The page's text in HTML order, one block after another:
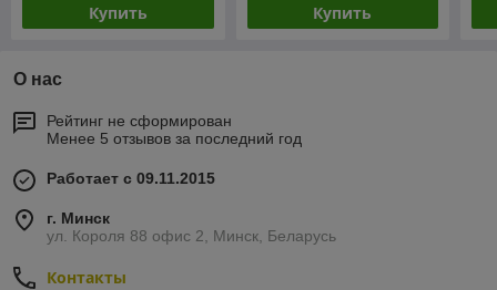
Купить Купить
О нас
Рейтинг не сформирован
Менее 5 отзывов за последний год
Работает с 09.11.2015
г. Минск
ул. Короля 88 офис 2, Минск, Беларусь
Контакты